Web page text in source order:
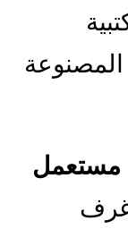
مستعمل